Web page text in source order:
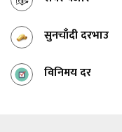
सुनचाँदी दरभाउ
विनिमय दर